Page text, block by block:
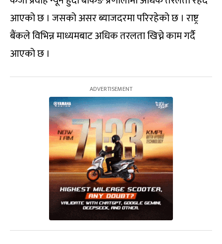
आएको छ । जसको असर ब्याजदरमा परिरहेको छ । राष्ट्र
बैंकले विभिन्न माध्यमबाट अधिक तरलता खिच्ने काम गर्दै
आएको छ ।